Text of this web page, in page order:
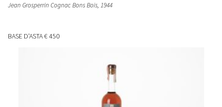
Jean Grosperrin Cognac Bons Bois, 1944
BASE D'ASTA€ 450